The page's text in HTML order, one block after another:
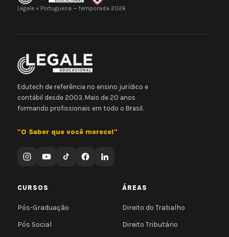
Legale × Portuguesa — temporada 2026
Edutech de referência no ensino jurídico e
contábil desde 2003. Mais de 20 anos
formando profissionais em todo o Brasil.
"O Saber que você merece!"
CURSOS
Pós-Graduação
Pós Social
ÁREAS
Direito do Trabalho
Direito Tributário